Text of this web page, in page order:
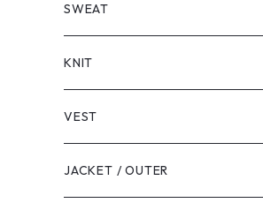
LONG SLEEVE
SHORT SLEEVE
LONG SLEEVE
SWEAT
KNIT
VEST
JACKET / OUTER